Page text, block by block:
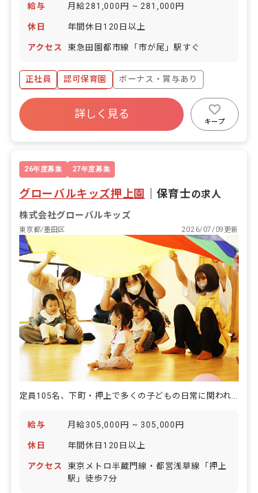
給与 月給281,000円 ~ 281,000円
休日 年間休日120日以上
アクセス 東急田園都市線「市が尾」駅すぐ
正社員 認可保育園
ボーナス・賞与あり
年間休日120日以上
寮・住宅・家賃補助あり
社会保険完備
詳しく見る
キープ
26年度募集 27年度募集
グローバルキッズ押上園 保育士の求人
株式会社グローバルキッズ
東京都/墨田区 2026/07/09更新
給与 月給305,000円 ~ 305,000円
休日 年間休日120日以上
アクセス
東京メトロ半蔵門線・都営浅草線「押上
駅」徒歩7分